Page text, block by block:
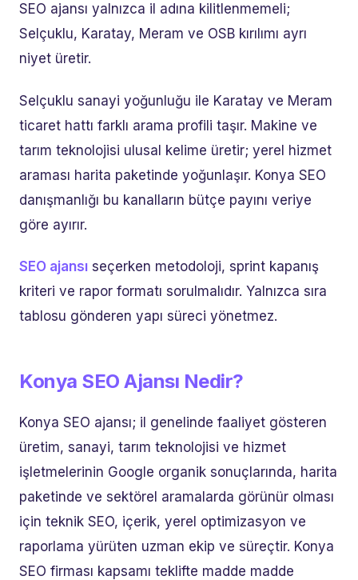
SEO ajansı yalnızca il adına kilitlenmemeli;
Selçuklu, Karatay, Meram ve OSB kırılımı ayrı
niyet üretir.
Selçuklu sanayi yoğunluğu ile Karatay ve Meram
ticaret hattı farklı arama profili taşır. Makine ve
tarım teknolojisi ulusal kelime üretir; yerel hizmet
araması harita paketinde yoğunlaşır. Konya SEO
danışmanlığı bu kanalların bütçe payını veriye
göre ayırır.
SEO ajansı seçerken metodoloji, sprint kapanış
kriteri ve rapor formatı sorulmalıdır. Yalnızca sıra
tablosu gönderen yapı süreci yönetmez.
Konya SEO Ajansı Nedir?
Konya SEO ajansı; il genelinde faaliyet gösteren
üretim, sanayi, tarım teknolojisi ve hizmet
işletmelerinin Google organik sonuçlarında, harita
paketinde ve sektörel aramalarda görünür olması
için teknik SEO, içerik, yerel optimizasyon ve
raporlama yürüten uzman ekip ve süreçtir. Konya
SEO firması kapsamı teklifte madde madde